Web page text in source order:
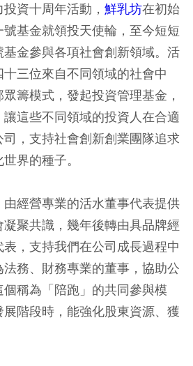
資十周年活動， 鮮乳坊在初始
基金就領投天使輪，至今短短
金參與各項社會創新領域。活
三位來自不同領域的社會中
籌模式，發起投資管理基金，
這些不同領域的投資人在合適
，支持社會創新創業團隊追求
界的種子。
經營專業的活水董事代表提供
聚共識，幾年後轉由具品牌經
，支持我們在公司成長過程中
務、財務專業的董事，協助公
稱為「陪跑」的共同參與模
階段時，能強化股東資源、獲